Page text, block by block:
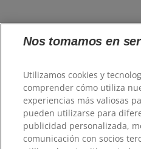
Nos tomamos en
Utilizamos cookies y
comprender cómo utiliza
experiencias más valiosas
pueden utilizarse para
publicidad personalizada,
comunicación con socios